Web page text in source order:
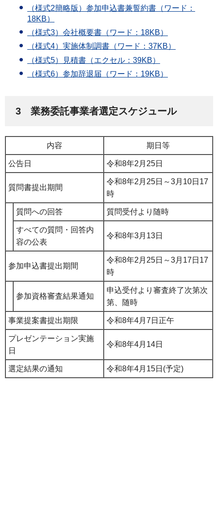
（様式2簡略版）参加申込書兼誓約書（ワード：
18KB）
（様式3）会社概要書（ワード：18KB）
（様式4）実施体制調書（ワード：37KB）
（様式5）見積書（エクセル：39KB）
（様式6）参加辞退届（ワード：19KB）
3 業務委託事業者選定スケジュール
内容 期日等
公告日 令和8年2月25日
質問書提出期間
令和8年2月25日～3月10日17
時
質問への回答 質問受付より随時
すべての質問・回答内
容の公表
令和8年3月13日
参加申込書提出期間
令和8年2月25日～3月17日17
時
参加資格審査結果通知
申込受付より審査終了次第次
第、随時
事業提案書提出期限 令和8年4月7日正午
プレゼンテーション実施
日
令和8年4月14日
選定結果の通知 令和8年4月15日(予定)